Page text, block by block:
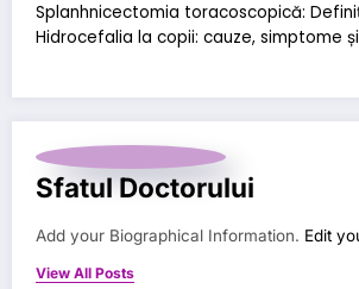
Splanhnicectomia toracoscopică:
Hidrocefalia la copii: cauze, simptome
Sfatul Doctorului
Add your Biographical Information. Edit
View All Posts